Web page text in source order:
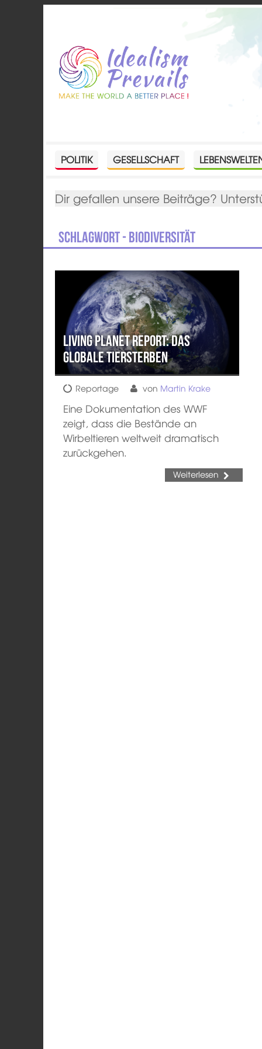
POLITIK GESELLSCHAFT
Dir gefallen unsere Beiträge?
Schlagwort - Biodiversität
Living Planet Report: das
globale Tiersterben
Reportage von Martin Krake
Eine Dokumentation des WWF
zeigt, dass die Bestände an
Wirbeltieren weltweit dramatisch
zurückgehen.
Weiterlesen